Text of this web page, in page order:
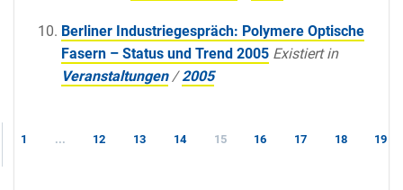
Berliner Industriegespräch: Polymere Optische
Fasern – Status und Trend 2005 Existiert in
Veranstaltungen /2005
1 ... 12 13 14 15 16 17 18 19